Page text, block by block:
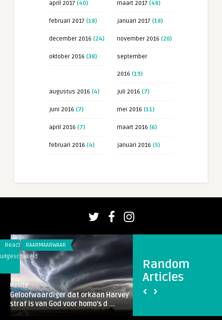
april 2017 (40) maart 2017 (48)
februari 2017 (18) januari 2017 (18)
december 2016 (24) november 2016 (20)
oktober 2016 (38) september
2016 (19)
augustus 2016 (4) juli 2016 (7)
juni 2016 (7) mei 2016 (11)
april 2016 (7) maart 2016 (6)
februari 2016 (4) januari 2016 (5)
Random
Articles
Reacties
uitgeschakeld
Geloofwaardiger
dat
orkaan
Harvey
RAARMAARWAAR
Meinte
Geloofwaardiger dat orkaan Harvey
straf is van God voor homo’s d ...
voor
Kinderen